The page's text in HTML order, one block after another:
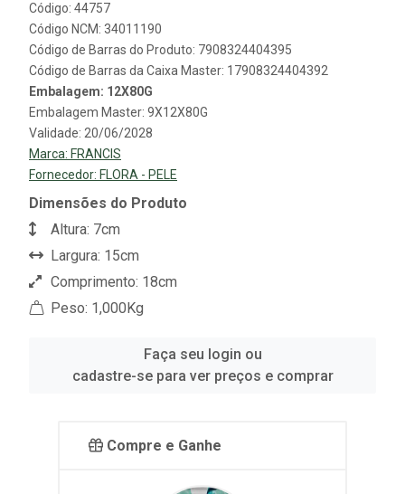
Código: 44757
Código NCM: 34011190
Código de Barras do Produto: 7908324404395
Código de Barras da Caixa Master: 17908324404392
Embalagem: 12X80G
Embalagem Master: 9X12X80G
Validade: 20/06/2028
Marca: FRANCIS
Fornecedor: FLORA - PELE
Dimensões do Produto
Altura: 7cm
Largura: 15cm
Comprimento: 18cm
Peso: 1,000Kg
Faça seu login ou
cadastre-se para ver preços e comprar
Compre e Ganhe